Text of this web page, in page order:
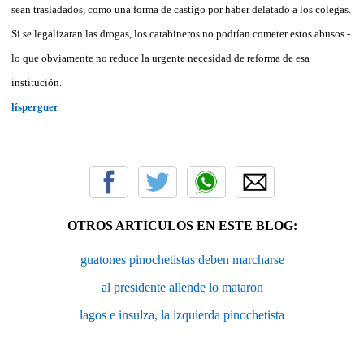
sean trasladados, como una forma de castigo por haber delatado a los colegas.
Si se legalizaran las drogas, los carabineros no podrían cometer estos abusos -
lo que obviamente no reduce la urgente necesidad de reforma de esa
institución.
lísperguer
OTROS ARTÍCULOS EN ESTE BLOG:
guatones pinochetistas deben marcharse
al presidente allende lo mataron
lagos e insulza, la izquierda pinochetista